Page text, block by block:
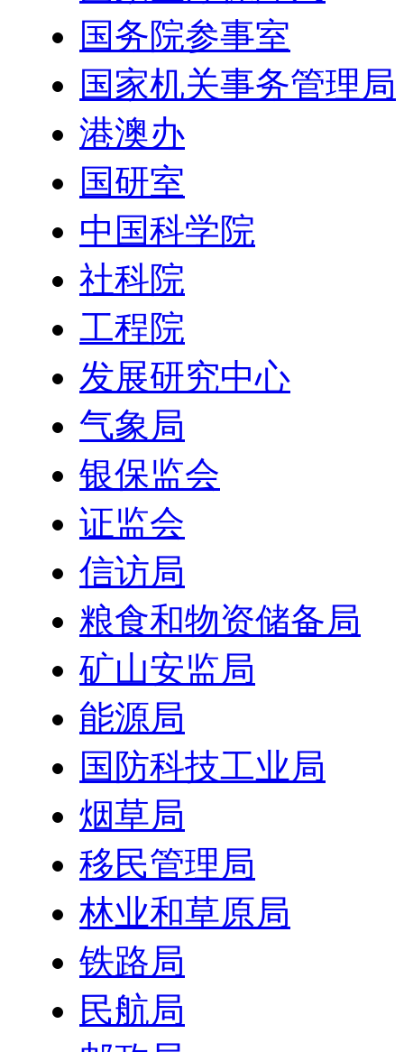
国务院参事室
国家机关事务管理局
港澳办
国研室
中国科学院
社科院
工程院
发展研究中心
气象局
银保监会
证监会
信访局
粮食和物资储备局
矿山安监局
能源局
国防科技工业局
烟草局
移民管理局
林业和草原局
铁路局
民航局